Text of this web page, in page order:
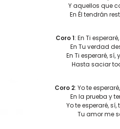
Y aquellos que
En Él tendrán
Coro 1: En Ti
En Tu verdad
En Ti esperaré, sí,
Hasta saciar
Coro 2: Yo te
En la prueba y
Yo te esperaré, sí,
Tu amor me